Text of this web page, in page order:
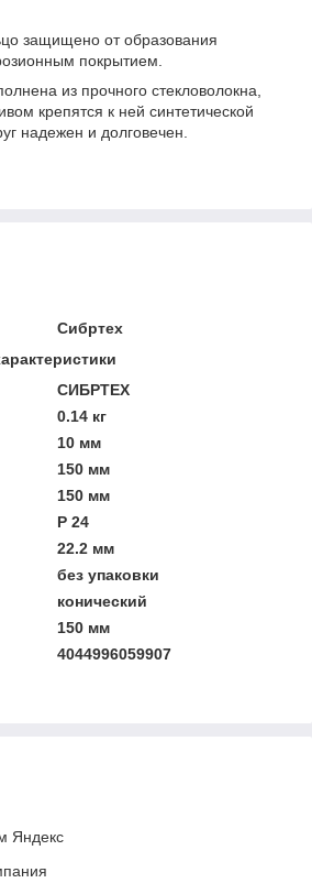
защищено от образования
покрытием.
из прочного стекловолокна,
крепятся к ней синтетической
надежен и долговечен.
Сибртех
СИБРТЕХ
0.14 кг
10 мм
150 мм
150 мм
P 24
22.2 мм
без упаковки
конический
150 мм
4044996059907
Яндекс